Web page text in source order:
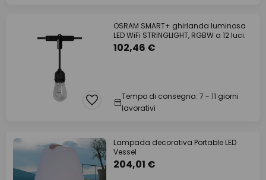
OSRAM SMART+ ghirlanda luminosa
LED WiFi STRINGLIGHT, RGBW a 12 luci.
102,46 €
Tempo di consegna: 7 - 11 giorni
lavorativi
Lampada decorativa Portable LED
Vessel
204,01 €